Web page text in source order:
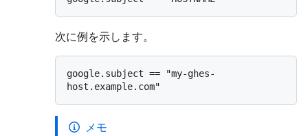
次に例を示します。
google.subject == "my-ghes-
メモ